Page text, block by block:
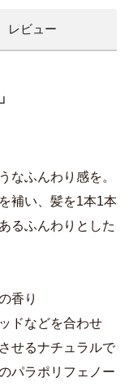
レビュー
なふんわり感を。
補い、髪を1本1本
るふんわりとした
香り
ドなどを合わせ
せるナチュラルで
パラポリフェノー